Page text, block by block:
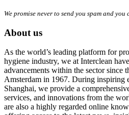
We promise never to send you spam and
About us
As the world’s leading platform for
hygiene industry, we at Interclean
advancements within the sector since
Amsterdam in 1967. During inspiring
Shanghai, we provide a
services, and innovations from the
are also a highly regarded online